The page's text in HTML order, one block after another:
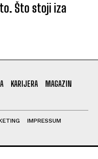
Što stoji iza
KARIJERA
MAGAZIN
IMPRESSUM